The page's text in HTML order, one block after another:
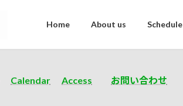
Home About us Schedule
Calendar Access お問い合わせ